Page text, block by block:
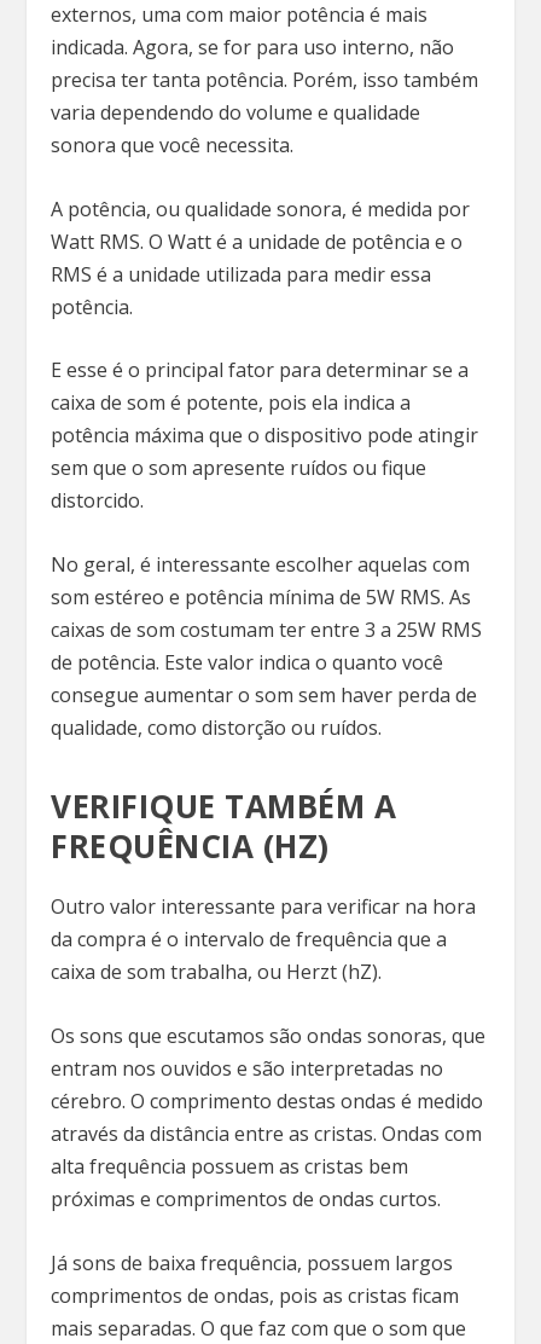
externos, uma com maior potência é mais
indicada. Agora, se for para uso interno, não
precisa ter tanta potência. Porém, isso também
varia dependendo do volume e qualidade
sonora que você necessita.
A potência, ou qualidade sonora, é medida por
Watt RMS. O Watt é a unidade de potência e o
RMS é a unidade utilizada para medir essa
potência.
E esse é o principal fator para determinar se a
caixa de som é potente, pois ela indica a
potência máxima que o dispositivo pode atingir
sem que o som apresente ruídos ou fique
distorcido.
No geral, é interessante escolher aquelas com
som estéreo e potência mínima de 5W RMS. As
caixas de som costumam ter entre 3 a 25W RMS
de potência. Este valor indica o quanto você
consegue aumentar o som sem haver perda de
qualidade, como distorção ou ruídos.
VERIFIQUE TAMBÉM A
FREQUÊNCIA (HZ)
Outro valor interessante para verificar na hora
da compra é o intervalo de frequência que a
caixa de som trabalha, ou Herzt (hZ).
Os sons que escutamos são ondas sonoras, que
entram nos ouvidos e são interpretadas no
cérebro. O comprimento destas ondas é medido
através da distância entre as cristas. Ondas com
alta frequência possuem as cristas bem
próximas e comprimentos de ondas curtos.
Já sons de baixa frequência, possuem largos
comprimentos de ondas, pois as cristas ficam
mais separadas. O que faz com que o som que